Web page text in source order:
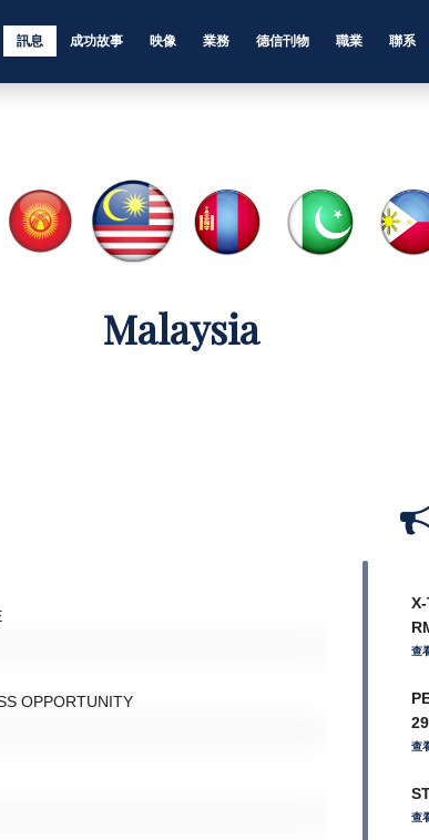
訊息 成功故事 映像 業務 德信刊物 職業 聯系
Malaysia
OPPORTUNITY